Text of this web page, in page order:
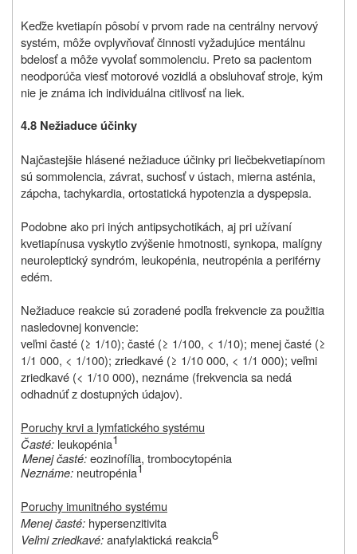
Keďže kvetiapín pôsobív prvom rade na centrálny nervový
systém, môže ovplyvňovať činnosti vyžadujúce mentálnu
bdelosť a môže vyvolať sommolenciu. Preto sa pacientom
neodporúča viesť motorové vozidlá a obsluhovať stroje, kým
nie je známa ich individuálna citlivosť na liek.
4.8 Nežiaduce účinky
Najčastejšie hlásené nežiaduce účinky pri liečbekvetiapínom
sú sommolencia, závrat, suchosť v ústach, mierna asténia,
zápcha, tachykardia, ortostatická hypotenzia a dyspepsia.
Podobne ako pri iných antipsychotikách, aj pri užívaní
kvetiapínusa vyskytlo zvýšenie hmotnosti, synkopa, malígny
neuroleptický syndróm, leukopénia, neutropénia a periférny
edém.
Nežiaduce reakcie sú zoradené podľa frekvencie za použitia
nasledovnej konvencie:
veľmi časté (≥ 1/10); časté (≥ 1/100, < 1/10); menej časté (≥
1/1 000, < 1/100); zriedkavé (≥ 1/10 000, < 1/1 000); veľmi
zriedkavé (< 1/10 000), neznáme (frekvencia sa nedá
odhadnúť z dostupných údajov).
Poruchy krvi a lymfatického systému
Časté: leukopénia1
Menej časté: eozinofília, trombocytopénia
Neznáme: neutropénia1
Poruchy imunitného systému
Menej časté: hypersenzitivita
Veľmi zriedkavé:anafylaktická reakcia6